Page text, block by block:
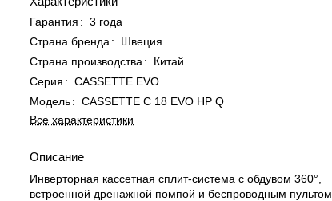
Гарантия : 3 года
Страна бренда :
Швеция
Страна производства :
Китай
Серия : CASSETTE EVO
Модель: CASSETTE C 18 EVO HP Q
Все характеристики
Описание
Инверторная кассетная сплит-система с обдувом 360°,
встроенной дренажной помпой и беспроводным пультом